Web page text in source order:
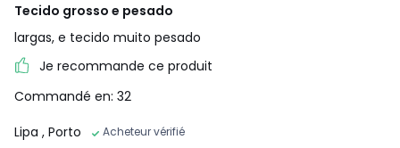
Tecido grosso e pesado
largas, e tecido muito pesado
Je recommande ce produit
Commandé en: 32
Lipa , Porto Acheteur vérifié